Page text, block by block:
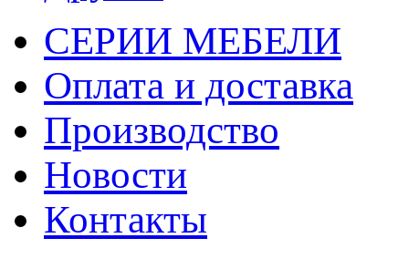
СЕРИИ МЕБЕЛИ
Оплата и доставка
Производство
Новости
Контакты